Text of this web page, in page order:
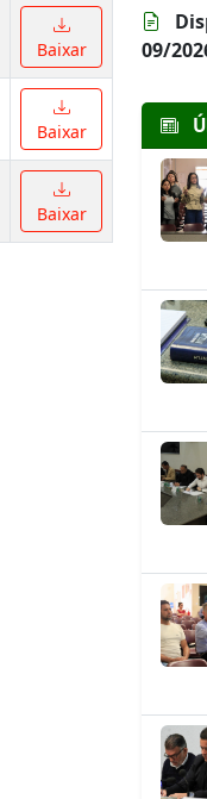
Baixar
Baixar
Baixar
09/